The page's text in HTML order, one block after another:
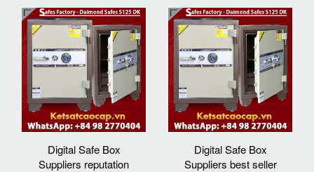
Digital Safe Box
Suppliers reputation
Digital Safe Box
Suppliers best seller